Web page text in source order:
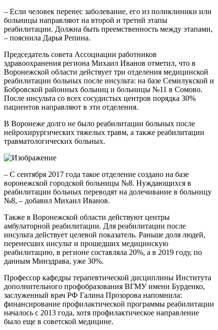
– Если человек перенес заболевание, его из поликлиники или
больницы направляют на второй и третий этапы
реабилитации. Должна быть преемственность между этапами,
– пояснила Дарья Репина.
Председатель совета Ассоциации работников
здравоохранения региона Михаил Иванов отметил, что в
Воронежской области действует три отделения медицинской
реабилитации больных после инсульта: на базе Семилукской и
Бобровской районных больниц и больницы №11 в Сомово.
После инсульта со всех сосудистых центров порядка 30%
пациентов направляют в эти отделения.
В Воронеже долго не было реабилитации больных после
нейрохирургических тяжелых травм, а также реабилитации
травматологических больных.
– С сентября 2017 года такое отделение создано на базе
воронежской городской больницы №8. Нуждающихся в
реабилитации больных переводят на долечивание в больницу
№8, – добавил Михаил Иванов.
Также в Воронежской области действуют центры
амбулаторной реабилитации. Для реабилитации после
инсульта действует целевой показатель. Раньше доля людей,
перенесших инсульт и прошедших медицинскую
реабилитацию, в регионе составляла 20%, а в 2019 году, по
данным Минздрава, уже 30%.
Профессор кафедры терапевтической дисциплины Института
дополнительного профобразования ВГМУ имени Бурденко,
заслуженный врач РФ Галина Прозорова напомнила:
финансирование профилактической программы реабилитации
началось с 2013 года, хотя профилактическое направление
было еще в советской медицине.